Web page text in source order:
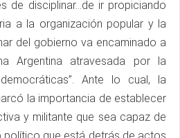
de disciplinar…de ir propiciando
a la organización popular y la
del gobierno va encaminado a
Argentina atravesada por la
Ante lo cual, la
la importancia de establecer
y militante que sea capaz de
que está detrás de actos